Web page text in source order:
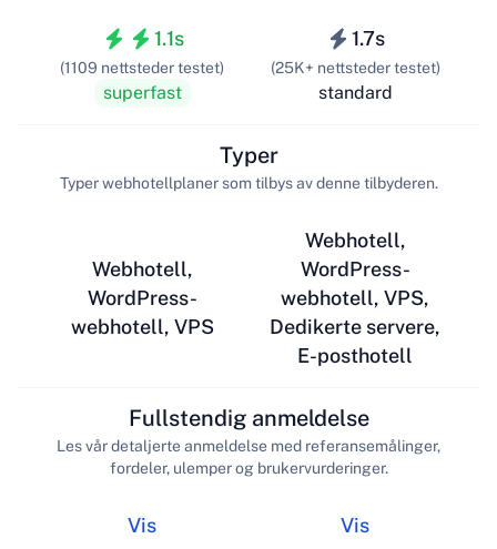
1.1s
(1109 nettsteder testet)
superfast
1.7s
(25K+ nettsteder testet)
standard
Webhotell,
WordPress-
webhotell, VPS
Typer
Typer webhotellplaner som tilbys av denne tilbyderen.
Webhotell,
WordPress-
webhotell, VPS,
Dedikerte servere,
E-posthotell
Vis
Fullstendig anmeldelse
Les vår detaljerte anmeldelse med referansemålinger,
fordeler, ulemper og brukervurderinger.
Vis